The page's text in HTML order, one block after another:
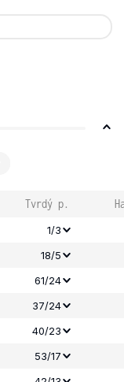
Tvrdý p.
1/3
18/5
61/24
37/24
40/23
53/17